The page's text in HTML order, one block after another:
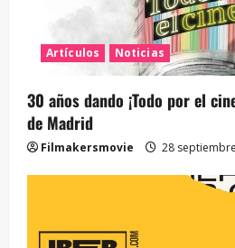
Artículos Noticias
30 años dando ¡Todo por el
de Madrid
Filmakersmovie 28